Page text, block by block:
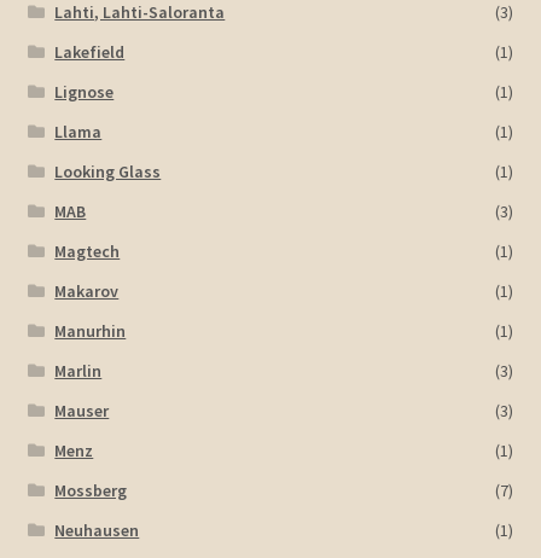
Lahti, Lahti-Saloranta
(3)
Lakefield
(1)
Lignose
(1)
Llama
(1)
Looking Glass
(1)
MAB
(3)
Magtech
(1)
Makarov
(1)
Manurhin
(1)
Marlin
(3)
Mauser
(3)
Menz
(1)
Mossberg
(7)
Neuhausen
(1)